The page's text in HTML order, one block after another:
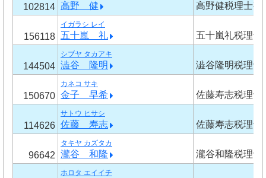
102814 高野 健 高野健税理士事
156118
イガラシ レイ
五十嵐 礼 五十嵐礼税理士
144504
シブヤ タカアキ
澁谷 隆明 澁谷隆明税理士
150670
カネコ サキ
金子 早希 佐藤寿志税理士
114626
サトウ ヒサシ
佐藤 寿志 佐藤寿志税理士
96642
タキヤ カズタカ
瀧谷 和隆 瀧谷和隆税理士
ホロタ エイイチ